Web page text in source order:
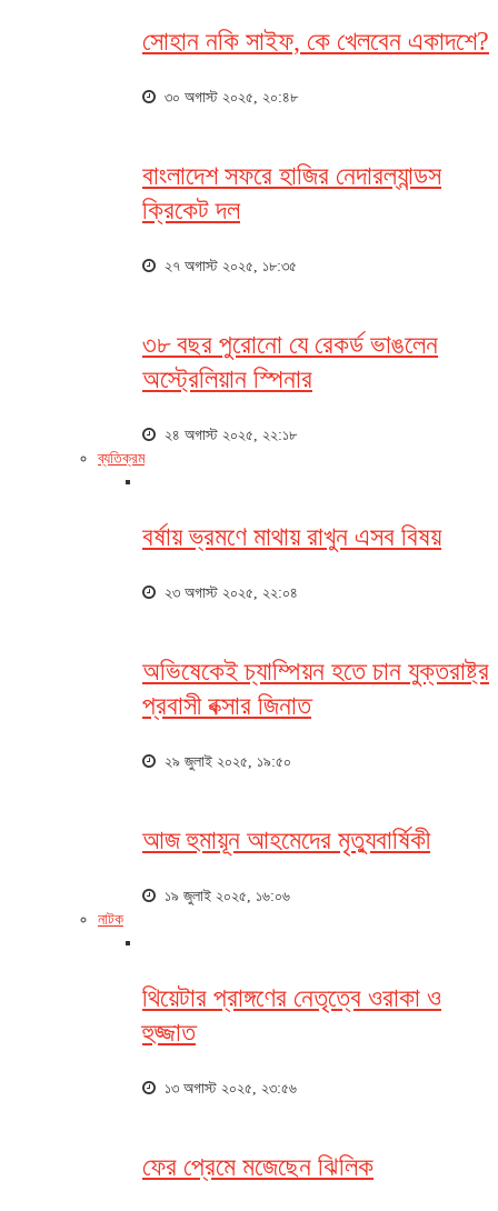
সোহান নকি সাইফ, কে খেলবেন একাদশে?
৩০ অগাস্ট ২০২৫, ২০:৪৮
বাংলাদেশ সফরে হাজির নেদারল্যান্ডস
ক্রিকেট দল
২৭ অগাস্ট ২০২৫, ১৮:৩৫
৩৮ বছর পুরোনো যে রেকর্ড ভাঙলেন
অস্ট্রেলিয়ান স্পিনার
২৪ অগাস্ট ২০২৫, ২২:১৮
ব্যতিক্রম
বর্ষায় ভ্রমণে মাথায় রাখুন এসব বিষয়
২৩ অগাস্ট ২০২৫, ২২:০৪
অভিষেকেই চ্যাম্পিয়ন হতে চান যুক্তরাষ্ট্র
প্রবাসী বক্সার জিনাত
২৯ জুলাই ২০২৫, ১৯:৫০
আজ হুমায়ূন আহমেদের মৃত্যুবার্ষিকী
১৯ জুলাই ২০২৫, ১৬:০৬
নাটক
থিয়েটার প্রাঙ্গণের নেতৃত্বে ওরাকা ও
হুজ্জাত
১৩ অগাস্ট ২০২৫, ২৩:৫৬
ফের প্রেমে মজেছেন ঝিলিক